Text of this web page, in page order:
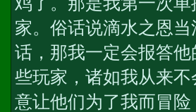
家。俗话说滴水之恩
话，那我一定会报答
些玩家，诸如我从来
意让他们为了我而冒